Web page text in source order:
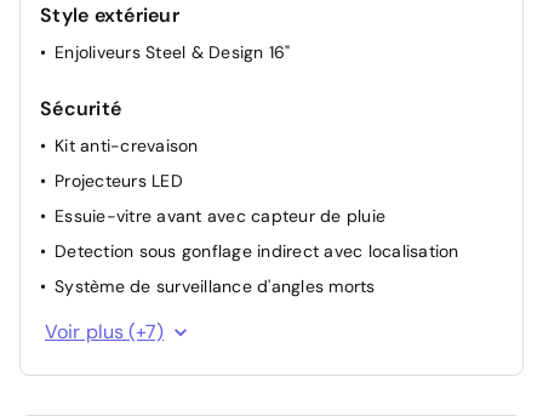
Style extérieur
Enjoliveurs Steel & Design 16"
Sécurité
Kit anti-crevaison
Projecteurs LED
Essuie-vitre avant avec capteur de pluie
Detection sous gonflage indirect avec localisation
Système de surveillance d'angles morts
Aide au positionnement dans la voie
Voir plus (+7)